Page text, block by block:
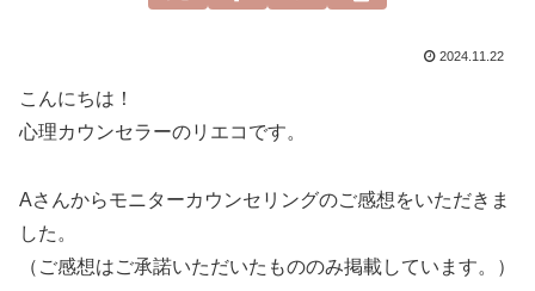
2024.11.22
こんにちは！
心理カウンセラーのリエコです。
Aさんからモニターカウンセリングのご感想をいただきま
した。
（ご感想はご承諾いただいたもののみ掲載しています。）